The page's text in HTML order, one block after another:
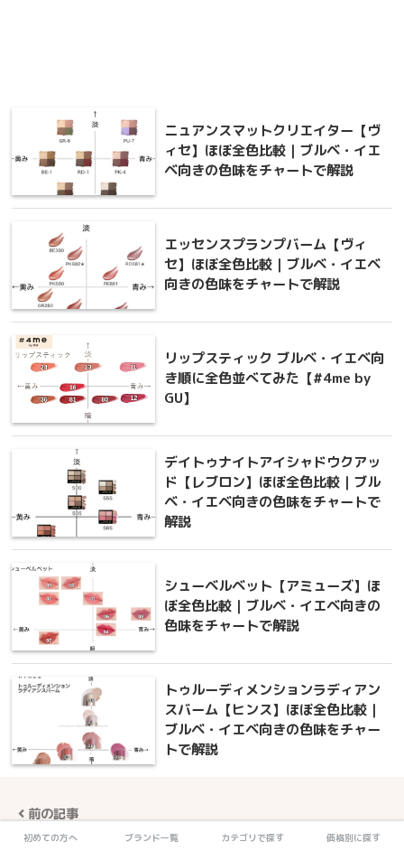
ニュアンスマットクリエイター【ヴ
ィセ】ほぼ全色比較｜ブルベ・イエ
ベ向きの色味をチャートで解説
エッセンスプランプバーム【ヴィ
セ】ほぼ全色比較｜ブルベ・イエベ
向きの色味をチャートで解説
リップスティック ブルベ・イエベ向
き順に全色並べてみた【#4me by
GU】
デイトゥナイトアイシャドウクアッ
ド【レブロン】ほぼ全色比較｜ブル
ベ・イエベ向きの色味をチャートで
解説
シューベルベット【アミューズ】ほ
ぼ全色比較｜ブルベ・イエベ向きの
色味をチャートで解説
トゥルーディメンションラディアン
スバーム【ヒンス】ほぼ全色比較｜
ブルベ・イエベ向きの色味をチャー
トで解説
前の記事
初めての方へ ブランド一覧 カテゴリで探す 価格別に探す